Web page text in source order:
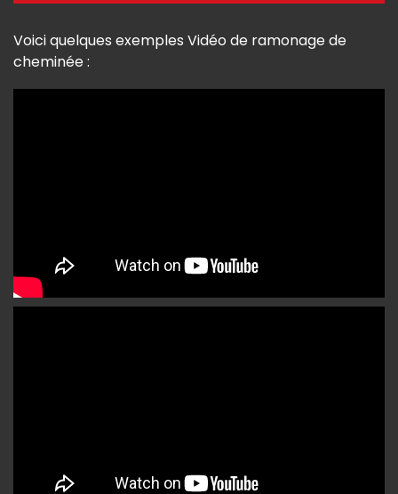
Voici quelques exemples Vidéo de ramonage de
cheminée :